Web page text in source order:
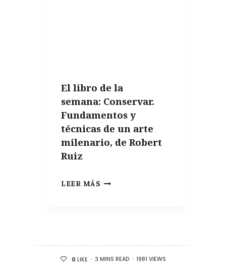
PARA
UNA
ALIMENTACIÓN
SALUDABLE
El libro de la
semana: Conservar.
Fundamentos y
técnicas de un arte
milenario, de Robert
Ruiz
LEER MÁS EL
0 LIKE 3 MINS READ 1981 VIEWS